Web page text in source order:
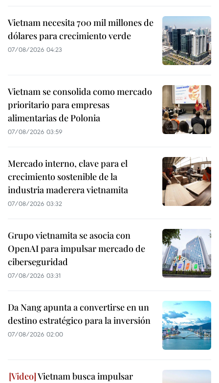
Vietnam necesita 700 mil millones de
dólares para crecimiento verde
07/08/2026 04:23
Vietnam se consolida como mercado
prioritario para empresas
alimentarias de Polonia
07/08/2026 03:59
Mercado interno, clave para el
crecimiento sostenible de la
industria maderera vietnamita
07/08/2026 03:32
Grupo vietnamita se asocia con
OpenAI para impulsar mercado de
ciberseguridad
07/08/2026 03:31
Da Nang apunta a convertirse en un
destino estratégico para la inversión
07/08/2026 02:00
Vietnam busca impulsar